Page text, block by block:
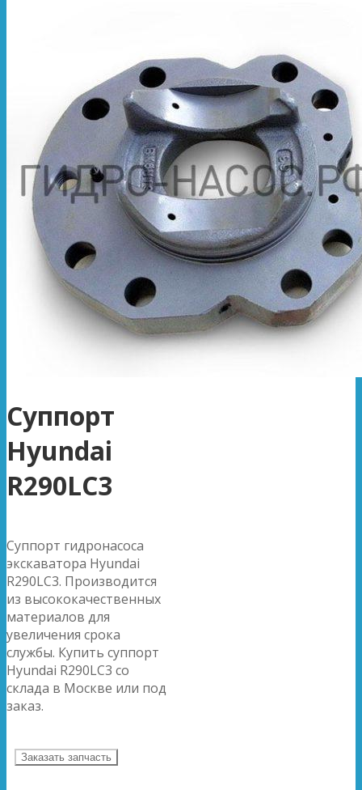
Суппорт
Hyundai
R290LC3
Суппорт гидронасоса
экскаватора Hyundai
R290LC3. Производится
из высококачественных
материалов для
увеличения срока
службы. Купить суппорт
Hyundai R290LC3 со
склада в Москве или под
заказ.
Заказать запчасть